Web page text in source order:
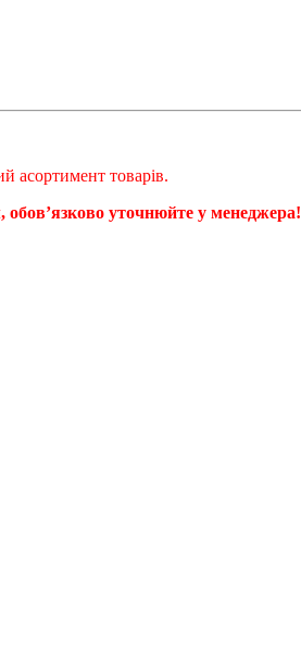
асортимент товарів.
обовʼязково уточнюйте у менеджера!